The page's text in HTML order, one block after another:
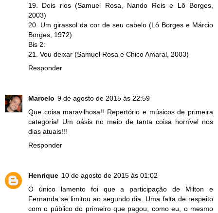
19. Dois rios (Samuel Rosa, Nando Reis e Lô Borges,
2003)
20. Um girassol da cor de seu cabelo (Lô Borges e Márcio
Borges, 1972)
Bis 2:
21. Vou deixar (Samuel Rosa e Chico Amaral, 2003)
Responder
Marcelo 9 de agosto de 2015 às 22:59
Que coisa maravilhosa!! Repertório e músicos de primeira
categoria! Um oásis no meio de tanta coisa horrível nos
dias atuais!!!
Responder
Henrique 10 de agosto de 2015 às 01:02
O único lamento foi que a participação de Milton e
Fernanda se limitou ao segundo dia. Uma falta de respeito
com o público do primeiro que pagou, como eu, o mesmo